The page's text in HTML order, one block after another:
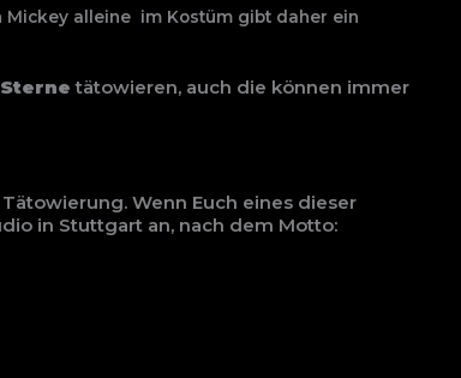
Mickey alleine im Kostüm gibt daher ein
tätowieren, auch die können immer
Wenn Euch eines dieser
in Stuttgart an, nach dem Motto: